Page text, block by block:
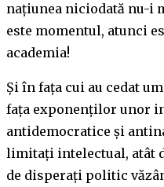
națiunea niciodată nu-i
este momentul, atunci
academia!
Și în fața cui au cedat
fața exponenților unor
antidemocratice și
limitați intelectual, atât
de disperați politic